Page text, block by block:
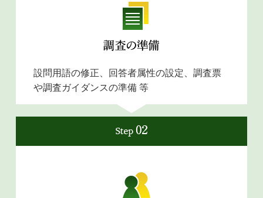
設問用語の修正、回答者属性の設定、調査票
や調査ガイダンスの準備 等